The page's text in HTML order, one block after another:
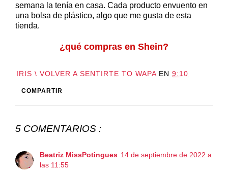
semana la tenía en casa. Cada producto envuento en
una bolsa de plástico, algo que me gusta de esta
tienda.
¿qué compras en Shein?
IRIS \ VOLVER A SENTIRTE TO WAPA EN 9:10
COMPARTIR
5 COMENTARIOS :
Beatriz MissPotingues 14 de septiembre de 2022 a
las 11:55